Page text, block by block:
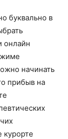
буквально в
онлайн
начинать
прибыв на
курорте